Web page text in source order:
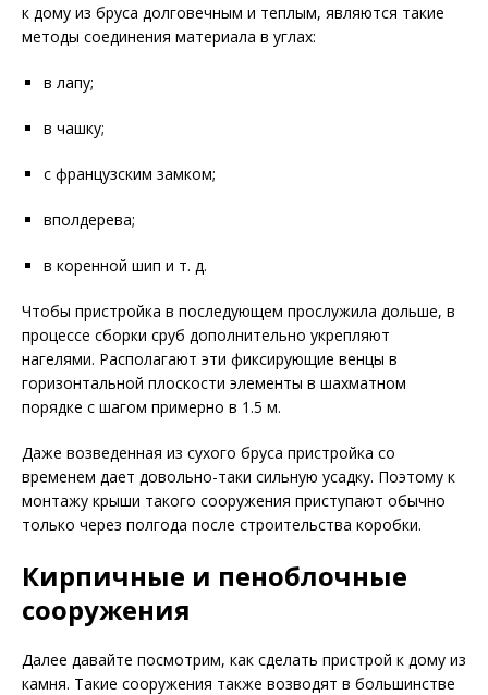
к дому из бруса долговечным и теплым, являются такие
методы соединения материала в углах:
в лапу;
в чашку;
с французским замком;
вполдерева;
в коренной шип и т. д.
Чтобы пристройка в последующем прослужила дольше, в
процессе сборки сруб дополнительно укрепляют
нагелями. Располагают эти фиксирующие венцы в
горизонтальной плоскости элементы в шахматном
порядке с шагом примерно в 1.5 м.
Даже возведенная из сухого бруса пристройка со
временем дает довольно-таки сильную усадку. Поэтому к
монтажу крыши такого сооружения приступают обычно
только через полгода после строительства коробки.
Кирпичные и пеноблочные
сооружения
Далее давайте посмотрим, как сделать пристрой к дому из
камня. Такие сооружения также возводят в большинстве